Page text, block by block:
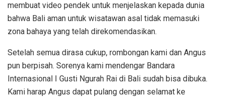
membuat video pendek untuk menjelaskan kepada dunia
bahwa Bali aman untuk wisatawan asal tidak memasuki
zona bahaya yang telah direkomendasikan.
Setelah semua dirasa cukup, rombongan kami dan Angus
pun berpisah. Sorenya kami mendengar Bandara
Internasional I Gusti Ngurah Rai di Bali sudah bisa dibuka.
Kami harap Angus dapat pulang dengan selamat ke